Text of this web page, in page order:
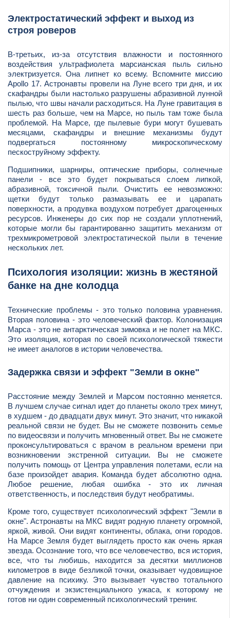
Электростатический эффект и выход из
строя роверов
В-третьих, из-за отсутствия влажности и постоянного
воздействия ультрафиолета марсианская пыль сильно
электризуется. Она липнет ко всему. Вспомните миссию
Apollo 17. Астронавты провели на Луне всего три дня, и их
скафандры были настолько разрушены абразивной лунной
пылью, что швы начали расходиться. На Луне гравитация в
шесть раз больше, чем на Марсе, но пыль там тоже была
проблемой. На Марсе, где пылевые бури могут бушевать
месяцами, скафандры и внешние механизмы будут
подвергаться постоянному микроскопическому
пескоструйному эффекту.
Подшипники, шарниры, оптические приборы, солнечные
панели - все это будет покрываться слоем липкой,
абразивной, токсичной пыли. Очистить ее невозможно:
щетки будут только размазывать ее и царапать
поверхности, а продувка воздухом потребует драгоценных
ресурсов. Инженеры до сих пор не создали уплотнений,
которые могли бы гарантированно защитить механизм от
трехмикрометровой электростатической пыли в течение
нескольких лет.
Психология изоляции: жизнь в жестяной
банке на дне колодца
Технические проблемы - это только половина уравнения.
Вторая половина - это человеческий фактор. Колонизация
Марса - это не антарктическая зимовка и не полет на МКС.
Это изоляция, которая по своей психологической тяжести
не имеет аналогов в истории человечества.
Задержка связи и эффект "Земли в окне"
Расстояние между Землей и Марсом постоянно меняется.
В лучшем случае сигнал идет до планеты около трех минут,
в худшем - до двадцати двух минут. Это значит, что никакой
реальной связи не будет. Вы не сможете позвонить семье
по видеосвязи и получить мгновенный ответ. Вы не сможете
проконсультироваться с врачом в реальном времени при
возникновении экстренной ситуации. Вы не сможете
получить помощь от Центра управления полетами, если на
базе произойдет авария. Команда будет абсолютно одна.
Любое решение, любая ошибка - это их личная
ответственность, и последствия будут необратимы.
Кроме того, существует психологический эффект "Земли в
окне". Астронавты на МКС видят родную планету огромной,
яркой, живой. Они видят континенты, облака, огни городов.
На Марсе Земля будет выглядеть просто как очень яркая
звезда. Осознание того, что все человечество, вся история,
все, что ты любишь, находится за десятки миллионов
километров в виде безликой точки, оказывает чудовищное
давление на психику. Это вызывает чувство тотального
отчуждения и экзистенциального ужаса, к которому не
готов ни один современный психологический тренинг.